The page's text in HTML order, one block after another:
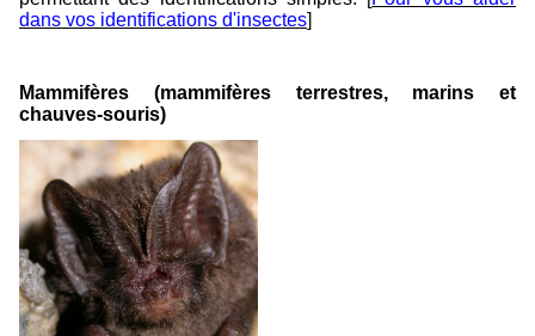
dans vos identifications d'insectes]
Mammifères (mammifères terrestres, marins et
chauves-souris)